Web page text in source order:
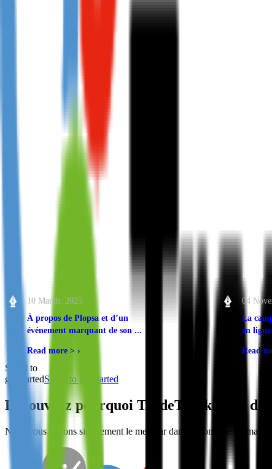
10 March, 2025
À propos de Plopsa et d’un
événement marquant de son ...
Read more > ›
04
La
en
Read
Scroll to
get startedScroll to get started
Découvrez pourquoi TradeTracker est
Nous vous offrons simplement le meilleur dans le domaine du